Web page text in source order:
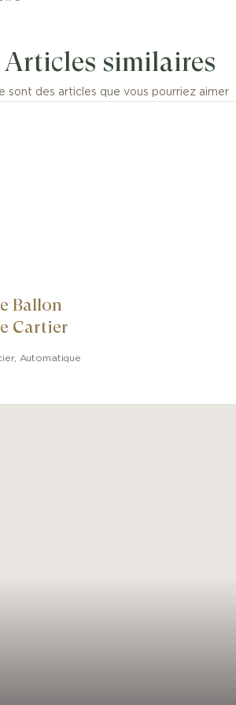
et à l’élégance discrète, la
Cartier : l’union singulière de la
intemporel.
Articles similaires
sont des articles que vous pourriez aimer
Ballon
Cartier
, Automatique